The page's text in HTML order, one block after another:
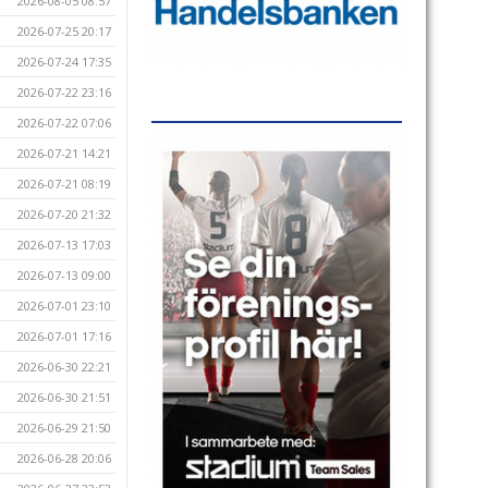
2026-07-25 20:17
2026-07-24 17:35
2026-07-22 23:16
2026-07-22 07:06
2026-07-21 14:21
2026-07-21 08:19
2026-07-20 21:32
2026-07-13 17:03
2026-07-13 09:00
2026-07-01 23:10
2026-07-01 17:16
2026-06-30 22:21
2026-06-30 21:51
2026-06-29 21:50
2026-06-28 20:06